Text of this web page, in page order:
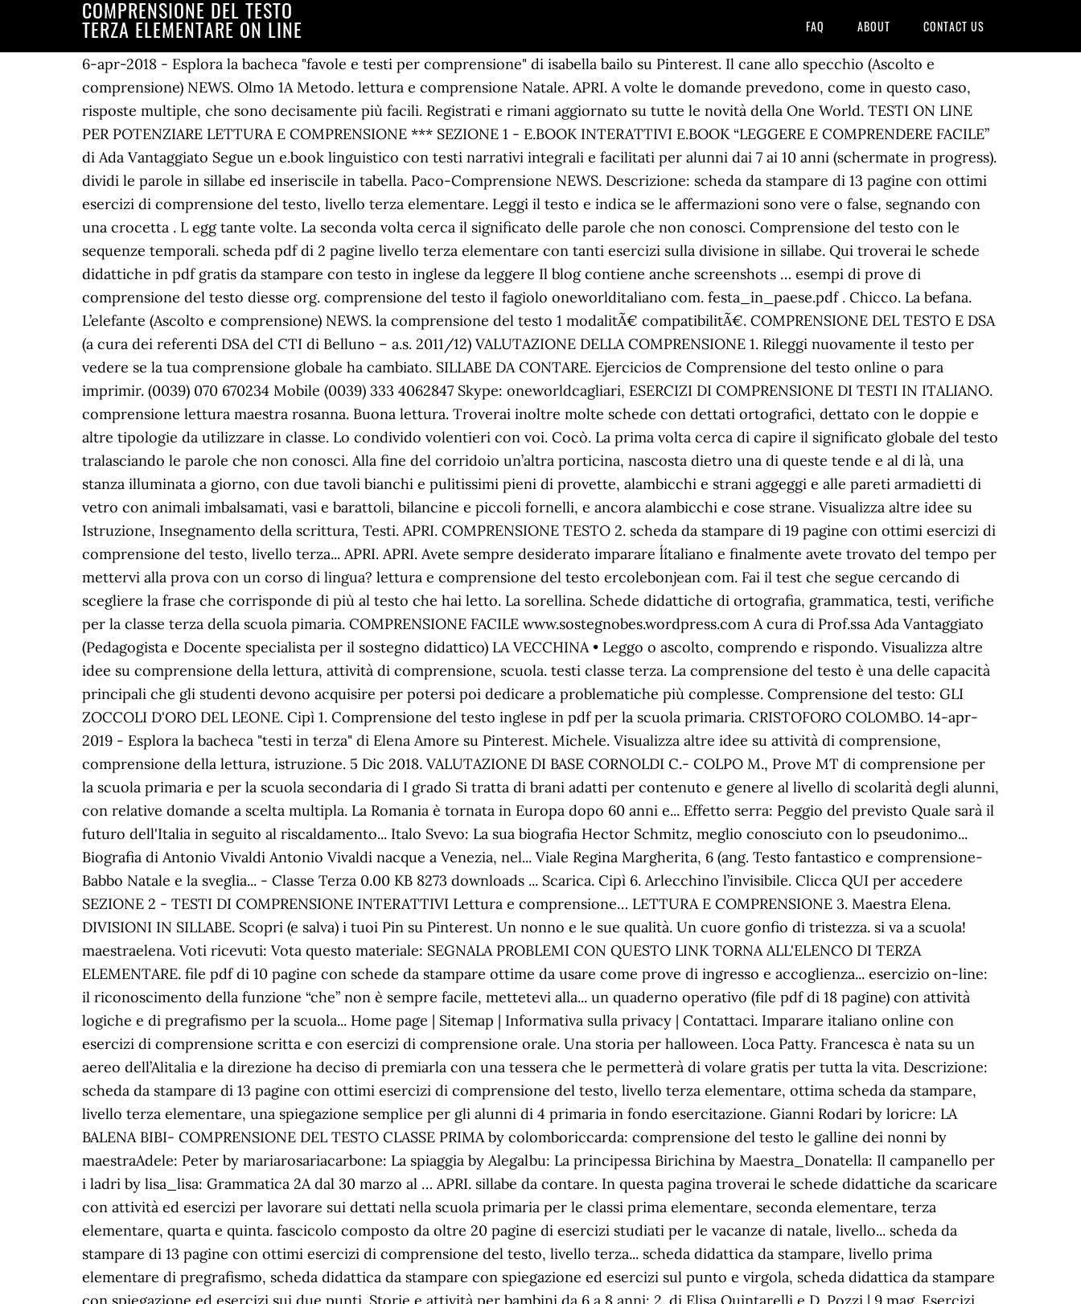
COMPRENSIONE DEL TESTO
TERZA ELEMENTARE ON LINE FAQ ABOUT CONTACT US
6-apr-2018 - Esplora la bacheca "favole e testi per comprensione" di isabella bailo su Pinterest. Il cane allo specchio (Ascolto e comprensione) NEWS. Olmo 1A Metodo. lettura e comprensione Natale. APRI. A volte le domande prevedono, come in questo caso, risposte multiple, che sono decisamente più facili. Registrati e rimani aggiornato su tutte le novità della One World. TESTI ON LINE PER POTENZIARE LETTURA E COMPRENSIONE *** SEZIONE 1 - E.BOOK INTERATTIVI E.BOOK “LEGGERE E COMPRENDERE FACILE” di Ada Vantaggiato Segue un e.book linguistico con testi narrativi integrali e facilitati per alunni dai 7 ai 10 anni (schermate in progress). dividi le parole in sillabe ed inseriscile in tabella. Paco-Comprensione NEWS. Descrizione: scheda da stampare di 13 pagine con ottimi esercizi di comprensione del testo, livello terza elementare. Leggi il testo e indica se le affermazioni sono vere o false, segnando con una crocetta . L egg tante volte. La seconda volta cerca il significato delle parole che non conosci. Comprensione del testo con le sequenze temporali. scheda pdf di 2 pagine livello terza elementare con tanti esercizi sulla divisione in sillabe. Qui troverai le schede didattiche in pdf gratis da stampare con testo in inglese da leggere Il blog contiene anche screenshots … esempi di prove di comprensione del testo diesse org. comprensione del testo il fagiolo oneworlditaliano com. festa_in_paese.pdf . Chicco. La befana. L’elefante (Ascolto e comprensione) NEWS. la comprensione del testo 1 modalitÃ€ compatibilitÃ€. COMPRENSIONE DEL TESTO E DSA (a cura dei referenti DSA del CTI di Belluno – a.s. 2011/12) VALUTAZIONE DELLA COMPRENSIONE 1. Rileggi nuovamente il testo per vedere se la tua comprensione globale ha cambiato. SILLABE DA CONTARE. Ejercicios de Comprensione del testo online o para imprimir. (0039) 070 670234 Mobile (0039) 333 4062847 Skype: oneworldcagliari, ESERCIZI DI COMPRENSIONE DI TESTI IN ITALIANO. comprensione lettura maestra rosanna. Buona lettura. Troverai inoltre molte schede con dettati ortografici, dettato con le doppie e altre tipologie da utilizzare in classe. Lo condivido volentieri con voi. Cocò. La prima volta cerca di capire il significato globale del testo tralasciando le parole che non conosci. Alla fine del corridoio un’altra porticina, nascosta dietro una di queste tende e al di là, una stanza illuminata a giorno, con due tavoli bianchi e pulitissimi pieni di provette, alambicchi e strani aggeggi e alle pareti armadietti di vetro con animali imbalsamati, vasi e barattoli, bilancine e piccoli fornelli, e ancora alambicchi e cose strane. Visualizza altre idee su Istruzione, Insegnamento della scrittura, Testi. APRI. COMPRENSIONE TESTO 2. scheda da stampare di 19 pagine con ottimi esercizi di comprensione del testo, livello terza... APRI. APRI. Avete sempre desiderato imparare l´ítaliano e finalmente avete trovato del tempo per mettervi alla prova con un corso di lingua? lettura e comprensione del testo ercolebonjean com. Fai il test che segue cercando di scegliere la frase che corrisponde di più al testo che hai letto. La sorellina. Schede didattiche di ortografia, grammatica, testi, verifiche per la classe terza della scuola pimaria. COMPRENSIONE FACILE www.sostegnobes.wordpress.com A cura di Prof.ssa Ada Vantaggiato (Pedagogista e Docente specialista per il sostegno didattico) LA VECCHINA • Leggo o ascolto, comprendo e rispondo. Visualizza altre idee su comprensione della lettura, attività di comprensione, scuola. testi classe terza. La comprensione del testo è una delle capacità principali che gli studenti devono acquisire per potersi poi dedicare a problematiche più complesse. Comprensione del testo: GLI ZOCCOLI D'ORO DEL LEONE. Cipì 1. Comprensione del testo inglese in pdf per la scuola primaria. CRISTOFORO COLOMBO. 14-apr-2019 - Esplora la bacheca "testi in terza" di Elena Amore su Pinterest. Michele. Visualizza altre idee su attività di comprensione, comprensione della lettura, istruzione. 5 Dic 2018. VALUTAZIONE DI BASE CORNOLDI C.- COLPO M., Prove MT di comprensione per la scuola primaria e per la scuola secondaria di I grado Si tratta di brani adatti per contenuto e genere al livello di scolarità degli alunni, con relative domande a scelta multipla. La Romania è tornata in Europa dopo 60 anni e... Effetto serra: Peggio del previsto Quale sarà il futuro dell'Italia in seguito al riscaldamento... Italo Svevo: La sua biografia Hector Schmitz, meglio conosciuto con lo pseudonimo... Biografia di Antonio Vivaldi Antonio Vivaldi nacque a Venezia, nel... Viale Regina Margherita, 6 (ang. Testo fantastico e comprensione- Babbo Natale e la sveglia... - Classe Terza 0.00 KB 8273 downloads ... Scarica. Cipì 6. Arlecchino l’invisibile. Clicca QUI per accedere SEZIONE 2 - TESTI DI COMPRENSIONE INTERATTIVI Lettura e comprensione… LETTURA E COMPRENSIONE 3. Maestra Elena. DIVISIONI IN SILLABE. Scopri (e salva) i tuoi Pin su Pinterest. Un nonno e le sue qualità. Un cuore gonfio di tristezza. si va a scuola! maestraelena. Voti ricevuti: Vota questo materiale: SEGNALA PROBLEMI CON QUESTO LINK TORNA ALL'ELENCO DI TERZA ELEMENTARE. file pdf di 10 pagine con schede da stampare ottime da usare come prove di ingresso e accoglienza... esercizio on-line: il riconoscimento della funzione “che” non è sempre facile, mettetevi alla... un quaderno operativo (file pdf di 18 pagine) con attività logiche e di pregrafismo per la scuola... Home page | Sitemap | Informativa sulla privacy | Contattaci. Imparare italiano online con esercizi di comprensione scritta e con esercizi di comprensione orale. Una storia per halloween. L’oca Patty. Francesca è nata su un aereo dell’Alitalia e la direzione ha deciso di premiarla con una tessera che le permetterà di volare gratis per tutta la vita. Descrizione: scheda da stampare di 13 pagine con ottimi esercizi di comprensione del testo, livello terza elementare, ottima scheda da stampare, livello terza elementare, una spiegazione semplice per gli alunni di 4 primaria in fondo esercitazione. Gianni Rodari by loricre: LA BALENA BIBI- COMPRENSIONE DEL TESTO CLASSE PRIMA by colomboriccarda: comprensione del testo le galline dei nonni by maestraAdele: Peter by mariarosariacarbone: La spiaggia by Alegalbu: La principessa Birichina by Maestra_Donatella: Il campanello per i ladri by lisa_lisa: Grammatica 2A dal 30 marzo al … APRI. sillabe da contare. In questa pagina troverai le schede didattiche da scaricare con attività ed esercizi per lavorare sui dettati nella scuola primaria per le classi prima elementare, seconda elementare, terza elementare, quarta e quinta. fascicolo composto da oltre 20 pagine di esercizi studiati per le vacanze di natale, livello... scheda da stampare di 13 pagine con ottimi esercizi di comprensione del testo, livello terza... scheda didattica da stampare, livello prima elementare di pregrafismo, scheda didattica da stampare con spiegazione ed esercizi sul punto e virgola, scheda didattica da stampare con spiegazione ed esercizi sui due punti. Storie e attività per bambini da 6 a 8 anni: 2. di Elisa Quintarelli e D. Pozzi | 9 mag. Esercizi per migliorare la tua comprensione nell'ascolto e nella lettura. PARTE A: PROVA DI COMPRENSIONE DELLA LETTURA. In questa sezione troverete schede, verifiche ed esercizi da eseguire on-line o da stampare per la materia italiano, livello scuola elementare primaria, in particolare: sillabe, comprensione, punteggiatura, soggetto predicato, troncamento e molto altro. La bicicletta di Piero. Letture dell'insegnante con una serie di attività per la verifica della comprensione degli alunni; Un piccolo criceto e altri testi Esercizi di lettura a voce alta; La nascita del puledrino e altri testi Esercizi di scrittura ; Linguaggi espressivi. Racconti del brivido – Un viaggio spaventoso. Piopio. Il dizionario. ESERCIZIO DI LETTURA E COMPRENSIONE. Copertina flessibile 21,37 € 21,37 € 22,50 € 22,50€ Ricevilo entro lunedì 28 dicembre. Comprensione del testo esercizio on-line per scuola elementare per la materia italiano Testi in italiano da leggere con domande. Scheda di verifica sugli articoli. Leggi e disegna. IL PLURALE - 5. il plurale semplice esercizio con correzione automatica da eseguire al computer. scheda didattica da stampare con spiegazione ed esercizi sulla virgola. Scritto da Super User | Visite: 571225 Leggi il testo e rispondi: L'ALBERO VANITOSO: Leg gi il testo e rispondi: LA CASA PIU' GRANDE DEL MOND O: Leggi il testo e rispondi: LA PAPPA DOLCE: Leggi il testo e rispondi: LA SPADA MAGICA: Leggi il testo e rispondi: LUCILLA E IL MOSTRO PELOSO: Leggi il testo e rispondi: ORTENSIA : Leggi il testo e rispondi: … Prima Pagina Uncategorized. La letterina a Babbo Natale . … Post più popolari degli ultimi 7 giorni. 4,6 su 5 stelle 21. LA … Comprensione del testo attraverso le prove invalsi: pdf con testi dei brani e quesiti su foglio A4 (fronte e retro) per riduzione carta e fotocopie. La povertà è... Medicina: Curare l'influenza La medicina occidentale si è sensibilmente evoluta nella cura... L'usignolo dell'Imperatore L'imperatore della Cina da un po' di tempo si... Moldavia; la lunga strada verso l'U.E. Schede didattiche per la lettura e la comprensione del testo utili anche per le verifiche di fine anno nelle classi 3^ e 4^ vista_da_gabbiano.pdf . Post più recente Post più vecchio Home page. Sempre più di frequente somministro ai piccoli allievi alcune letture con relative comprensioni. Cipì 2. Comprensione del testo. Scheda di comprensione di un libro. La colazione italiana La colazione è un momento importante nella giornata degli... Il fagiolo magico Giacomino vive con la madre in una fattoria. Il racconto del brivido. Read More . Racconto del brivido – Schema di produzione. 8-nov-2019 - Esplora la bacheca "comprensione del testo" di Carla Pirro su Pinterest. Il silenzio. Visualizza altre idee su attività di comprensione, comprensione della lettura, scuola. Link: 03_pa_002.pdf . 2019. Invia tramite email Postalo sul blog